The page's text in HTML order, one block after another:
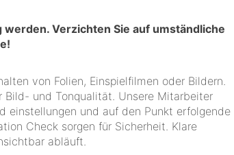
Verzichten Sie auf umständliche
von Folien, Einspielfilmen oder Bildern.
Bild- und Tonqualität. Unsere Mitarbeiter
einstellungen und auf den Punkt erfolgende
Check sorgen für Sicherheit. Klare
abläuft.